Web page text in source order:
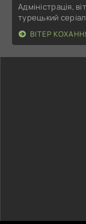
Адміністрація,
турецький
ВІТЕР